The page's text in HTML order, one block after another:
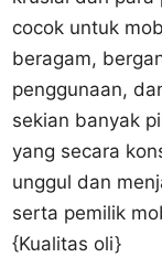
cocok untuk
beragam,
penggunaan,
sekian banyak
yang secara
unggul dan
serta pemilik
{Kualitas oli}